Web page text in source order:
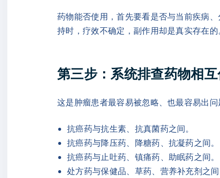
药物能否使用，首先要看是否与当前疾病
持时，疗效不确定，副作用却是真实存在的
第三步：系统排查药物相
这是肿瘤患者最容易被忽略、也最容易出
抗癌药与抗生素、抗真菌药之间。
抗癌药与降压药、降糖药、抗凝药之间。
抗癌药与止吐药、镇痛药、助眠药之间。
处方药与保健品、草药、营养补充剂之间